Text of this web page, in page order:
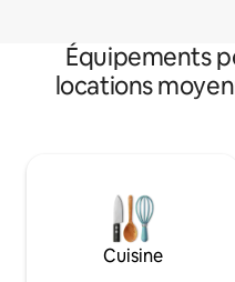
Équipements
locations
Cuisine